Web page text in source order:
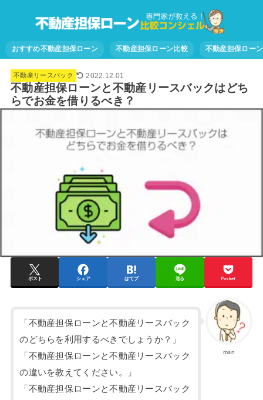
おすすめ不動産担保ローン 不動産担保ローン比較 不動産担保ロー
不動産リースバック 2022.12.01
不動産担保ローンと不動産リースバックはどち
らでお金を借りるべき？
ポスト シェア はてブ 送る Pocket
man
「不動産担保ローンと不動産リースバック
のどちらを利用するべきでしょうか？」
「不動産担保ローンと不動産リースバック
の違いを教えてください。」
「不動産担保ローンと不動産リースバック